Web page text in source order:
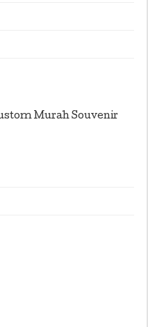
Murah Souvenir